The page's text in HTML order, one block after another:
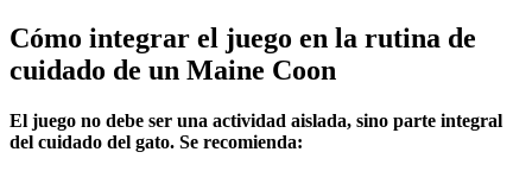
Cómo integrar el juego en la rutina de
cuidado de un Maine Coon
El juego no debe ser una actividad aislada, sino parte integral
del cuidado del gato. Se recomienda: